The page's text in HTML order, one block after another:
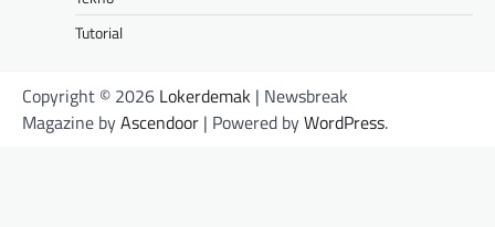
Tutorial
Copyright © 2026 Lokerdemak | Newsbreak
Magazine byAscendoor | Powered byWordPress.